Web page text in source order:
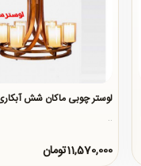
لوستر چوبی ماکان شش
..
11,570,000تومان